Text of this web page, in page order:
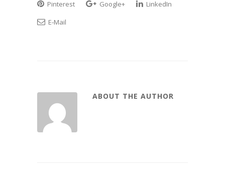
Pinterest Google+
LinkedIn
E-Mail
ABOUT THE AUTHOR